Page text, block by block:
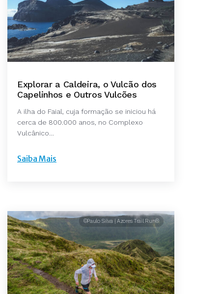
Explorar a Caldeira, o Vulcão dos
Capelinhos e Outros Vulcões
A ilha do Faial, cuja formação se iniciou há
cerca de 800.000 anos, no Complexo
Vulcânico…
Saiba Mais
©Paulo Silva | Azores Trail Run®